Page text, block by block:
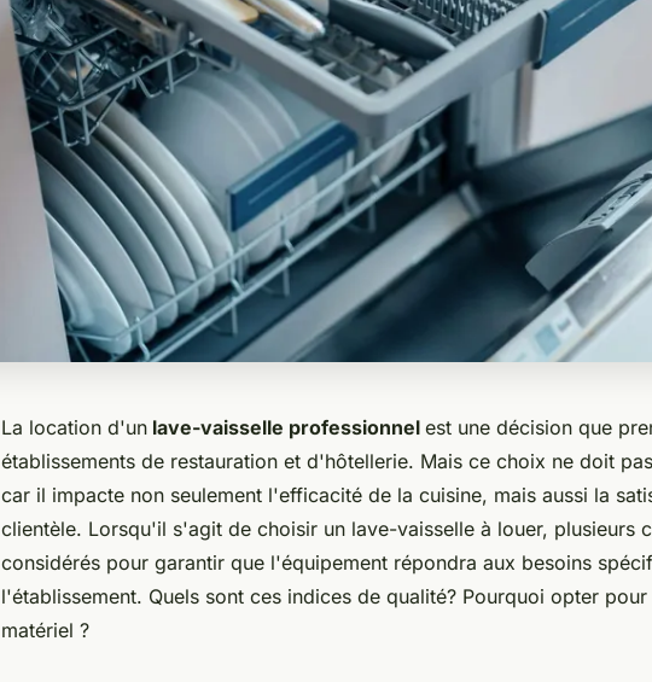
La location d'un lave-vaisselle professionnel est une décision que
établissements de restauration et d'hôtellerie. Mais ce choix ne doit
car il impacte non seulement l'efficacité de la cuisine, mais aussi la
clientèle. Lorsqu'il s'agit de choisir un lave-vaisselle à louer, plusieurs
considérés pour garantir que l'équipement répondra aux besoins
l'établissement. Quels sont ces indices de qualité? Pourquoi opter
matériel ?